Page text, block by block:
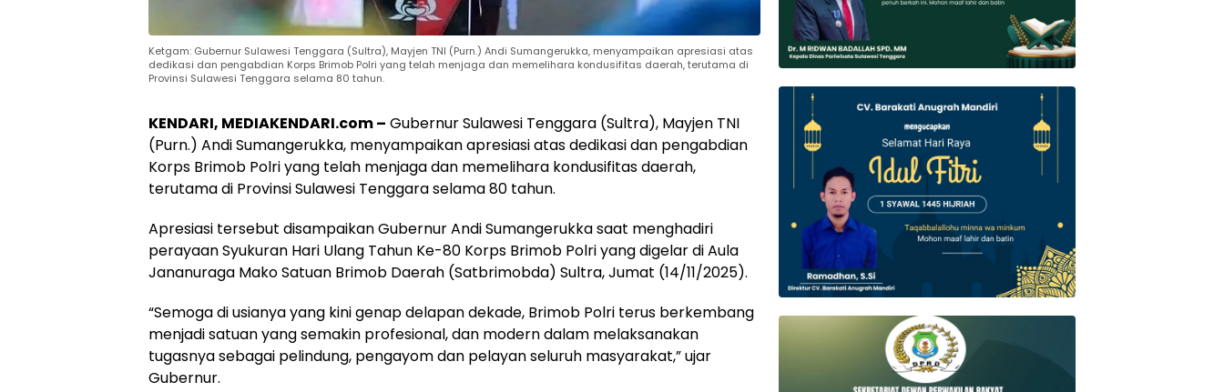
Ketgam: Gubernur Sulawesi Tenggara (Sultra), Mayjen TNI (Purn.) Andi Sumangerukka, menyampaikan apresiasi atas
dedikasi dan pengabdian Korps Brimob Polri yang telah menjaga dan memelihara kondusifitas daerah, terutama di
Provinsi Sulawesi Tenggara selama 80 tahun.
KENDARI, MEDIAKENDARI.com – Gubernur Sulawesi Tenggara (Sultra), Mayjen TNI
(Purn.) Andi Sumangerukka, menyampaikan apresiasi atas dedikasi dan pengabdian
Korps Brimob Polri yang telah menjaga dan memelihara kondusifitas daerah,
terutama di Provinsi Sulawesi Tenggara selama 80 tahun.
Apresiasi tersebut disampaikan Gubernur Andi Sumangerukka saat menghadiri
perayaan Syukuran Hari Ulang Tahun Ke-80 Korps Brimob Polri yang digelar di Aula
Jananuraga Mako Satuan Brimob Daerah (Satbrimobda) Sultra, Jumat (14/11/2025).
“Semoga di usianya yang kini genap delapan dekade, Brimob Polri terus berkembang
menjadi satuan yang semakin profesional, dan modern dalam melaksanakan
tugasnya sebagai pelindung, pengayom dan pelayan seluruh masyarakat,” ujar
Gubernur.